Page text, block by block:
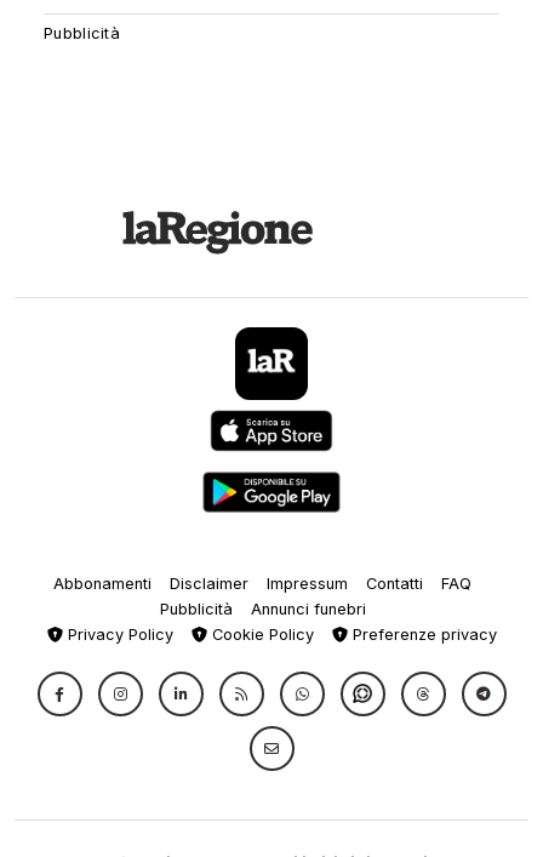
Abbonamenti Disclaimer Impressum Contatti
FAQ
Pubblicità
Annunci funebri
Privacy Policy
Cookie Policy Preferenze privacy